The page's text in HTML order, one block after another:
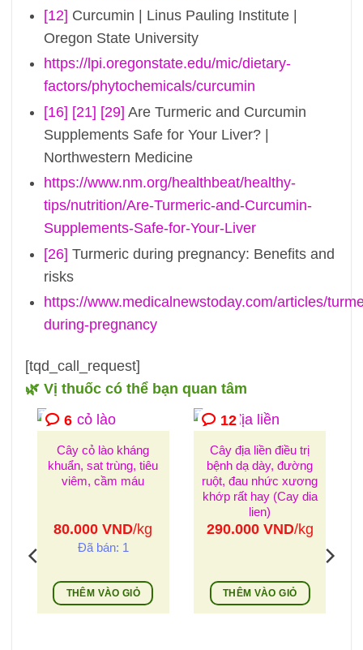
[12] Curcumin | Linus Pauling Institute |
Oregon State University
https://lpi.oregonstate.edu/mic/dietary-
factors/phytochemicals/curcumin
[16] [21] [29] Are Turmeric and Curcumin
Supplements Safe for Your Liver? |
Northwestern Medicine
https://www.nm.org/healthbeat/healthy-
tips/nutrition/Are-Turmeric-and-Curcumin-
Supplements-Safe-for-Your-Liver
[26] Turmeric during pregnancy: Benefits and
risks
https://www.medicalnewstoday.com/articles/
during-pregnancy
[tqd_call_request]
🌿 Vị thuốc có thể bạn quan tâm
6
Cây cỏ lào kháng
khuẩn, sat trùng, tiêu
viêm, cầm máu
80.000VND/kg
Đã bán: 1
THÊM VÀO GIỎ
12
Cây địa liền điều trị
bệnh dạ dày, đường
ruột, đau nhức xương
khớp rất hay (Cay dia
lien)
290.000 VND/kg
THÊM VÀO GIỎ